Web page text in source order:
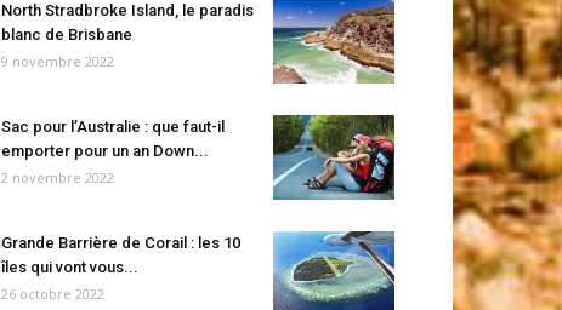
North Stradbroke Island, le paradis
blanc de Brisbane
9 novembre 2022
Sac pour l’Australie : que faut-il
emporter pour un an Down...
2 novembre 2022
Grande Barrière de Corail : les 10
îles qui vont vous...
26 octobre 2022